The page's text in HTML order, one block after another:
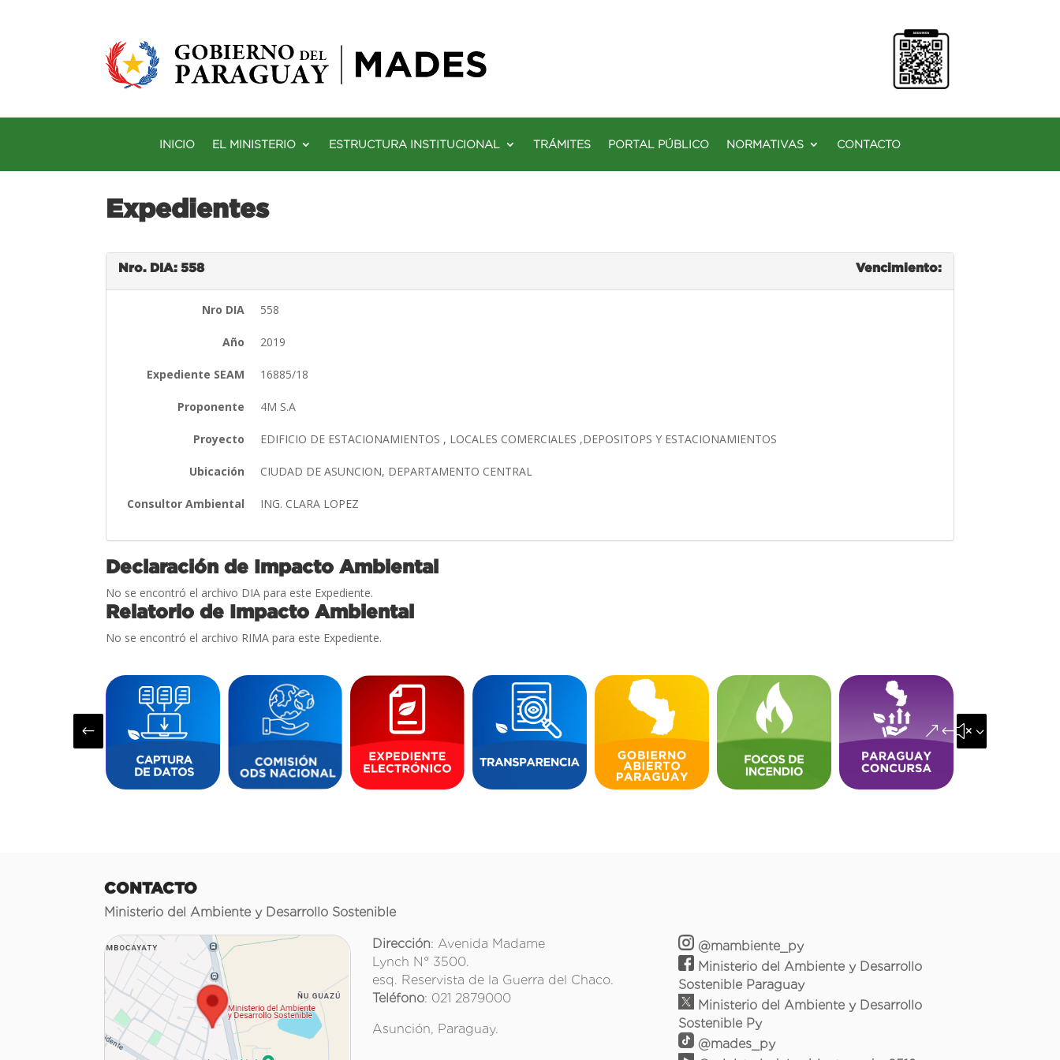
INICIO EL MINISTERIO ESTRUCTURA INSTITUCIONAL TRÁMITES PORTAL PÚBLICO NORMATIVAS CONTACTO
Expedientes
Nro. DIA: 558 Vencimiento:
Nro DIA 558
Año 2019
Expediente SEAM 16885/18
Proponente 4M S.A
Proyecto EDIFICIO DE ESTACIONAMIENTOS , LOCALES COMERCIALES ,DEPOSITOPS Y ESTACIONAMIENTOS
Ubicación CIUDAD DE ASUNCION, DEPARTAMENTO CENTRAL
Consultor Ambiental ING. CLARA LOPEZ
Declaración de Impacto Ambiental
No se encontró el archivo DIA para este Expediente.
Relatorio de Impacto Ambiental
No se encontró el archivo RIMA para este Expediente.
# &#x35;
CONTACTO
Ministerio del Ambiente y Desarrollo Sostenible
Dirección: Avenida Madame
Lynch N° 3500.
esq. Reservista de la Guerra del Chaco.
Teléfono: 021 2879000
Asunción, Paraguay.
@mambiente_py
Ministerio del Ambiente y Desarrollo
Sostenible Paraguay
Ministerio del Ambiente y Desarrollo
Sostenible Py
@mades_py